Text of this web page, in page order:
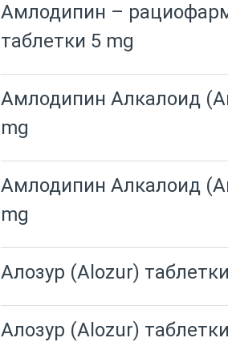
Амлодипин –
таблетки 5 mg
Амлодипин Алкалоид
mg
Амлодипин Алкалоид
mg
Алозур (Alozur)
Алозур (Alozur)